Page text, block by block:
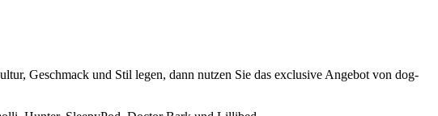
Geschmack und Stil legen, dann nutzen Sie das exclusive Angebot von dog-